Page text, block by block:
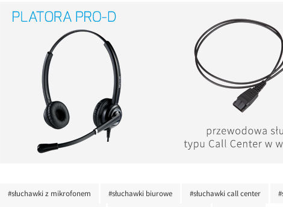
#słuchawki z mikrofonem #słuchawki biurowe #słuchawki call center